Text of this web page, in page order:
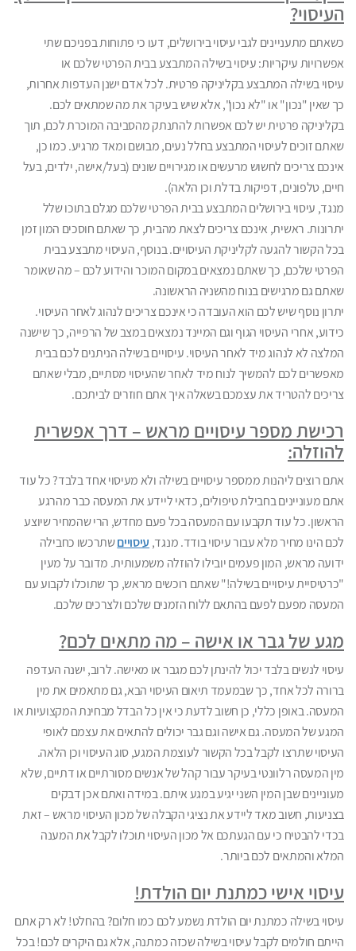
העיסוי?
כשאתם מתעניינים לגבי עיסוי בירושלים, דעו כי פתוחות בפניכם שתי
אפשרויות עיקריות: עיסוי בשילה המתבצע בבית הפרטי שלכם או
עיסוי בשילה המתבצע בקליניקה פרטית. לכל אדם ישנן העדפות אחרות,
כך שאין "נכון" או "לא נכון", אלא שיש בעיקר את מה שמתאים לכם.
בקליניקה פרטית יש לכם אפשרות להתנתק מהסביבה המוכרת לכם, תוך
שאתם זוכים לעיסוי המתבצע בחלל נעים, מבושם ומאד מרגיע. כמו כן,
אינכם צריכים לחשוש מרעשים או מגירויים שונים (בעל/אישה, ילדים, בעל
חיים, טלפונים, דפיקות בדלת וכן הלאה).
מנגד, עיסוי בירושלים המתבצע בבית הפרטי שלכם מגלם בתוכו שלל
יתרונות. ראשית, אינכם צריכים לצאת מהבית, כך שאתם חוסכים המון זמן
בכל הקשור להגעה לקליניקת העיסויים. בנוסף, העיסוי מתבצע בבית
הפרטי שלכם, כך שאתם נמצאים במקום המוכר והידוע לכם – מה שאומר
שאתם גם מרגישים בנוח מהשניה הראשונה.
יתרון נוסף שיש לכם הוא העובדה כי אינכם צריכים לנהוג לאחר העיסוי.
כידוע, אחרי העיסוי הגוף וגם המיינד נמצאים במצב של הרפייה, כך שישנה
המלצה לא לנהוג מיד לאחר העיסוי. עיסויים בשילה הניתנים לכם בבית
מאפשרים לכם להמשיך לנוח מיד לאחר שהעיסוי מסתיים, מבלי שאתם
צריכים להטריד את עצמכם בשאלה איך אתם חוזרים לביתכם.
רכישת מספר עיסויים מראש – דרך אפשרית
להוזלה:
אתם רוצים ליהנות ממספר עיסויים בשילה ולא מעיסוי אחד בלבד? כל עוד
אתם מעוניינים בחבילת טיפולים, כדאי ליידע את המעסה כבר מהרגע
הראשון. כל עוד תקבעו עם המעסה בכל פעם מחדש, הרי שהמחיר שיוצע
לכם הינו מחיר מלא עבור עיסוי בודד. מנגד, עיסוייםשתרכשו כחבילה
ידועה מראש, המון פעמים יובילו להוזלה משמעותית. מדובר על מעין
"כרטיסיית עיסויים בשילה!" שאתם רוכשים מראש, כך שתוכלו לקבוע עם
המעסה מפעם לפעם בהתאם ללוח הזמנים שלכם ולצרכים שלכם.
מגע של גבר או אישה – מה מתאים לכם?
עיסוי לנשים בלבד יכול להינתן לכם מגבר או מאישה. לרוב, ישנה העדפה
ברורה לכל אחד, כך שבמעמד תיאום העיסוי הבא, גם מתאמים את מין
המעסה. באופן כללי, כן חשוב לדעת כי אין כל הבדל מבחינת המקצועיות או
המגע של המעסה. גם אישה וגם גבר יכולים להתאים את עצמם לאופי
העיסוי שתרצו לקבל בכל הקשור לעוצמת המגע, סוג העיסוי וכן הלאה.
מין המעסה רלוונטי בעיקר עבור קהל של אנשים מסורתיים או דתיים, שלא
מעוניינים שבן המין השני יגיע במגע איתם. במידה ואתם אכן דבקים
בצניעות, חשוב מאד ליידע את נציגי הקבלה של מכון העיסוי מראש – זאת
בכדי להבטיח כי עם הגעתכם אל מכון העיסוי תוכלו לקבל את המענה
המלא והמתאים לכם ביותר.
עיסוי אישי כמתנת יום הולדת!
עיסוי בשילה כמתנת יום הולדת נשמע לכם כמו חלום? בהחלט! לא רק אתם
הייתם חולמים לקבל עיסוי בשילה שכזה כמתנה, אלא גם היקרים לכם! בכל